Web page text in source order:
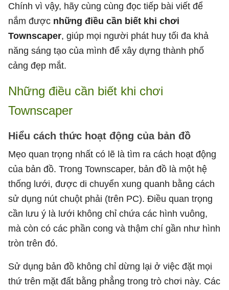
Chính vì vậy, hãy cùng cùng đọc tiếp bài viết để
nắm được những điều cần biết khi chơi
Townscaper, giúp mọi người phát huy tối đa khả
năng sáng tạo của mình để xây dựng thành phố
cảng đẹp mắt.
Những điều cần biết khi chơi
Townscaper
Hiểu cách thức hoạt động của bản đồ
Mẹo quan trọng nhất có lẽ là tìm ra cách hoạt động
của bản đồ. Trong Townscaper, bản đồ là một hệ
thống lưới, được di chuyển xung quanh bằng cách
sử dụng nút chuột phải (trên PC). Điều quan trọng
cần lưu ý là lưới không chỉ chứa các hình vuông,
mà còn có các phần cong và thậm chí gần như hình
tròn trên đó.
Sử dụng bản đồ không chỉ dừng lại ở việc đặt mọi
thứ trên mặt đất bằng phẳng trong trò chơi này. Các